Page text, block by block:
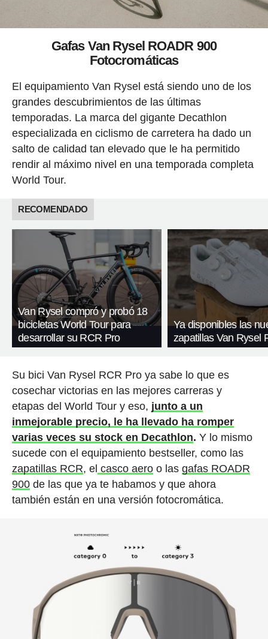
Gafas Van Rysel ROADR 900
Fotocromáticas
El equipamiento Van Rysel está siendo uno de los
grandes descubrimientos de las últimas
temporadas. La marca del gigante Decathlon
especializada en ciclismo de carretera ha dado un
salto de calidad tan elevado que le ha permitido
rendir al máximo nivel en una temporada completa
World Tour.
RECOMENDADO
Van Rysel compró y probó 18
bicicletas World Tour para
desarrollar su RCR Pro
Ya disponibles las
zapatillas Van Rysel
Su bici Van Rysel RCR Pro ya sabe lo que es
cosechar victorias en las mejores carreras y
etapas del World Tour y eso, junto a un
inmejorable precio, le ha llevado ha romper
varias veces su stock en Decathlon. Y lo mismo
sucede con el equipamiento bestseller, como las
zapatillas RCR, el casco aeroo las gafas ROADR
900de las que ya te habamos y que ahora
también están en una versión fotocromática.